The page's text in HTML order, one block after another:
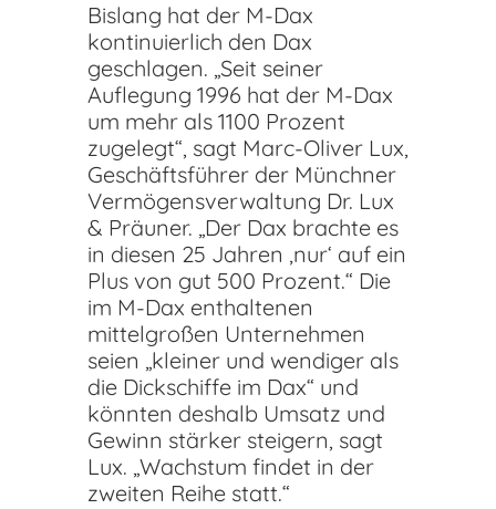
Bislang hat der M-Dax
kontinuierlich den Dax
geschlagen. „Seit seiner
Auflegung 1996 hat der M-Dax
um mehr als 1100 Prozent
zugelegt“, sagt Marc-Oliver Lux,
Geschäftsführer der Münchner
Vermögensverwaltung Dr. Lux
& Präuner. „Der Dax brachte es
in diesen 25 Jahren ‚nur‘ auf ein
Plus von gut 500 Prozent.“ Die
im M-Dax enthaltenen
mittelgroßen Unternehmen
seien „kleiner und wendiger als
die Dickschiffe im Dax“ und
könnten deshalb Umsatz und
Gewinn stärker steigern, sagt
Lux. „Wachstum findet in der
zweiten Reihe statt.“